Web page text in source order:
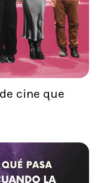
cine que